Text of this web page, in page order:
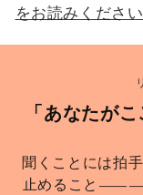
をお読みください
「あなたが
聞くことには拍
止めること――